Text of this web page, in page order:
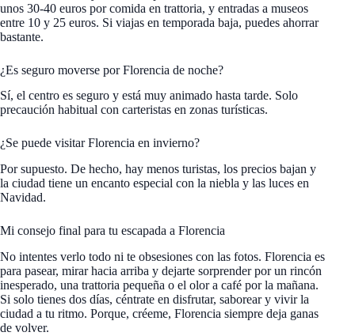
unos 30-40 euros por comida en trattoria, y entradas a museos
entre 10 y 25 euros. Si viajas en temporada baja, puedes ahorrar
bastante.
¿Es seguro moverse por Florencia de noche?
Sí, el centro es seguro y está muy animado hasta tarde. Solo
precaución habitual con carteristas en zonas turísticas.
¿Se puede visitar Florencia en invierno?
Por supuesto. De hecho, hay menos turistas, los precios bajan y
la ciudad tiene un encanto especial con la niebla y las luces en
Navidad.
Mi consejo final para tu escapada a Florencia
No intentes verlo todo ni te obsesiones con las fotos. Florencia es
para pasear, mirar hacia arriba y dejarte sorprender por un rincón
inesperado, una trattoria pequeña o el olor a café por la mañana.
Si solo tienes dos días, céntrate en disfrutar, saborear y vivir la
ciudad a tu ritmo. Porque, créeme, Florencia siempre deja ganas
de volver.